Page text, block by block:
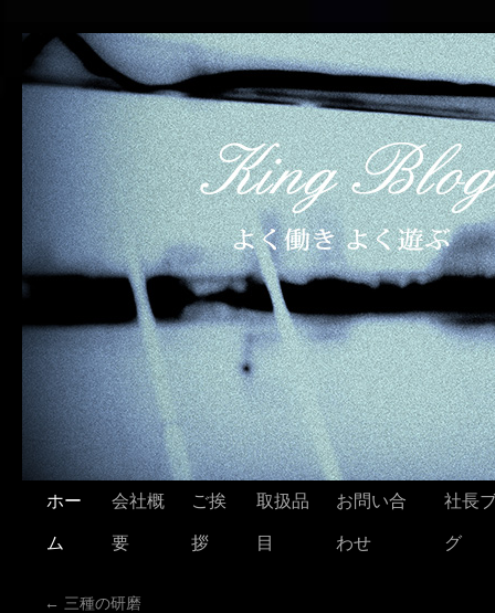
ホー
ム
会社概
要
ご挨
拶
取扱品
目
お問い合
わせ
社長
グ
← 三種の研磨